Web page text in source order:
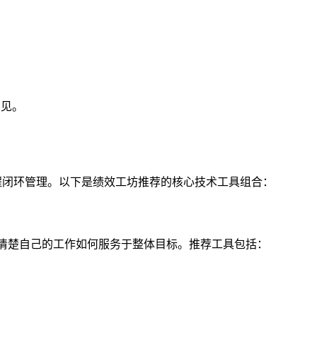
。
环管理。以下是绩效工坊推荐的核心技术工具组合：
自己的工作如何服务于整体目标。推荐工具包括：